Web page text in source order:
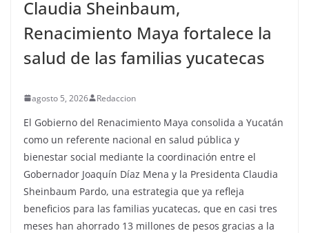
Claudia Sheinbaum,
Renacimiento Maya fortalece la
salud de las familias yucatecas
agosto 5, 2026 Redaccion
El Gobierno del Renacimiento Maya consolida a Yucatán
como un referente nacional en salud pública y
bienestar social mediante la coordinación entre el
Gobernador Joaquín Díaz Mena y la Presidenta Claudia
Sheinbaum Pardo, una estrategia que ya refleja
beneficios para las familias yucatecas, que en casi tres
meses han ahorrado 13 millones de pesos gracias a la